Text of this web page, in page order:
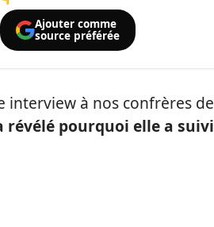
Ajouter comme
source préférée
interview à nos confrères de
révélé pourquoi elle a suivi